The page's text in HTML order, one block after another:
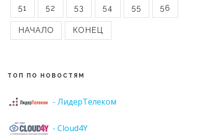
51 52 53 54 55 56
НАЧАЛО КОНЕЦ
ТОП ПО НОВОСТЯМ
- ЛидерТелеком
- Cloud4Y